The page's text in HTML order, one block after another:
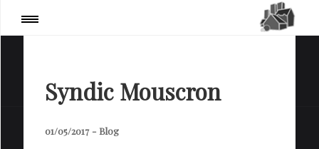
Page
Syndic Mouscron
01/05/2017 - Blog